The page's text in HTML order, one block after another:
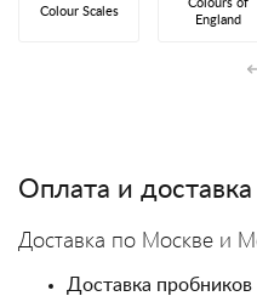
Colour Scales
Colours of
England
Оплата и доставка
Доставка по Москве и
Доставка